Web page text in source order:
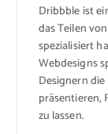
Dribbble ist
das Teilen
spezialisiert
Webdesigns
Designern
präsentieren,
zu lassen.